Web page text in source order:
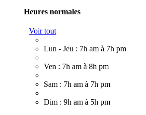
Heures normales
Voir tout
Lun - Jeu : 7h am à 7h pm
Ven : 7h am à 8h pm
Sam : 7h am à 7h pm
Dim : 9h am à 5h pm